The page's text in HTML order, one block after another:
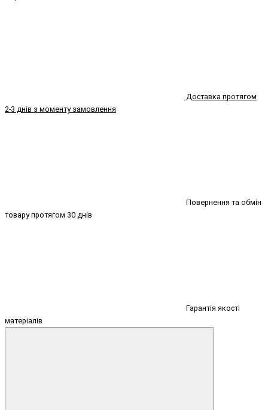
Доставка протягом
2-3 днів з моменту замовлення
Повернення та обмін
товару протягом 30 днів
Гарантія якості
матеріалів